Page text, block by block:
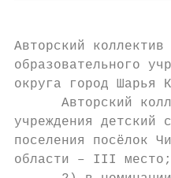
Авторский
образовательного
округа город Шарья
Авторский
учреждения детский
поселения посёлок
области – III место;